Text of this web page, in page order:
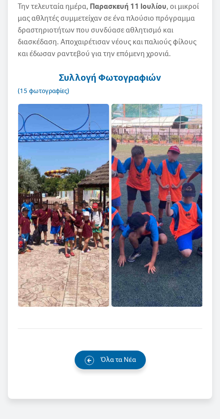
Την τελευταία ημέρα, Παρασκευή 11 Ιουλίου, οι μικροί
μας αθλητές συμμετείχαν σε ένα πλούσιο πρόγραμμα
δραστηριοτήτων που συνδύασε αθλητισμό και
διασκέδαση. Αποχαιρέτισαν νέους και παλιούς φίλους
και έδωσαν ραντεβού για την επόμενη χρονιά.
Συλλογή Φωτογραφιών
(15 φωτογραφίες)
Όλα τα Νέα